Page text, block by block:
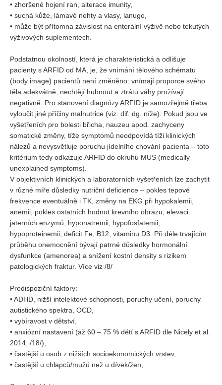
• zhoršené hojení ran, alterace imunity,
• suchá kůže, lámavé nehty a vlasy, lanugo,
• může být přítomna závislost na enterální výživě nebo tekutých
výživových suplementech.
Podstatnou okolností, která je charakteristická a odlišuje
pacienty s ARFID od MA, je, že vnímání tělového schématu
(body image) pacientů není změněno: vnímají proporce svého
těla adekvátně, nechtějí hubnout a ztrátu váhy prožívají
negativně. Pro stanovení diagnózy ARFID je samozřejmě třeba
vyloučit jiné příčiny malnutrice (viz. dif. dg. níže). Pokud jsou ve
vyšetřeních pro bolesti břicha, nauzeu apod. zachyceny
somatické změny, tíže symptomů neodpovídá tíži klinických
nálezů a nevysvětluje poruchu jídelního chování pacienta – toto
kritérium tedy odkazuje ARFID do okruhu MUS (medically
unexplained symptoms).
V objektivních klinických a laboratorních vyšetřeních lze zachytit
v různé míře důsledky nutriční deficience – pokles tepové
frekvence eventuálně i TK, změny na EKG při hypokalemii,
anemii, pokles ostatních hodnot krevního obrazu, elevaci
jaterních enzymů, hyponatremii, hypofosfatemii,
hypoproteinemii, deficit Fe, B12, vitaminu D3. Při déle trvajícím
průběhu onemocnění bývají patrné důsledky hormonální
dysfunkce (amenorea) a snížení kostní density s rizikem
patologických fraktur. Více viz /8/
Predispoziční faktory:
• ADHD, nižší intelektové schopnosti, poruchy učení, poruchy
autistického spektra, OCD,
• vybíravost v dětství,
• anxiózní nastavení (až 60 – 75 % dětí s ARFID dle Nicely et al.
2014, /18/),
• častější u osob z nižších socioekonomických vrstev,
• častější u chlapců/mužů než u dívek/žen,